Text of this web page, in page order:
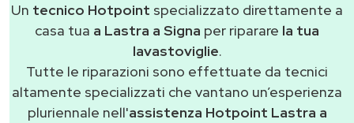
Un tecnico Hotpoint specializzato direttamente a
casa tua a Lastra a Signa per riparare la tua
lavastoviglie.
Tutte le riparazioni sono effettuate da tecnici
altamente specializzati che vantano un’esperienza
pluriennale nell'assistenza Hotpoint Lastra a